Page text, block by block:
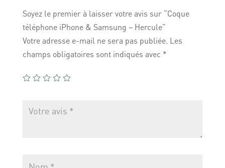
Soyez le premier à laisser votre avis sur “Coque
téléphone iPhone & Samsung – Hercule”
Votre adresse e-mail ne sera pas publiée. Les
champs obligatoires sont indiqués avec *